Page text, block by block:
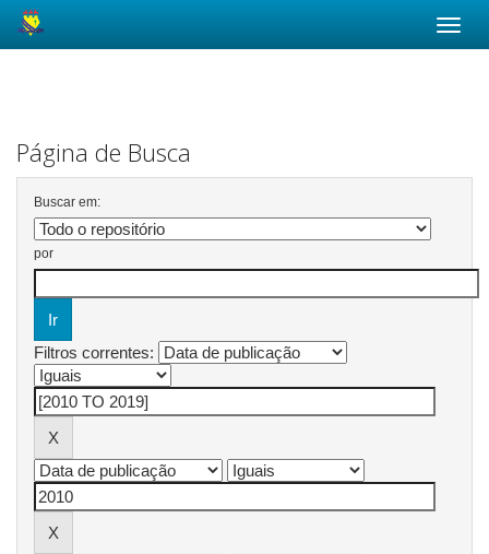
Página de Busca
Buscar em:
por
Filtros correntes: